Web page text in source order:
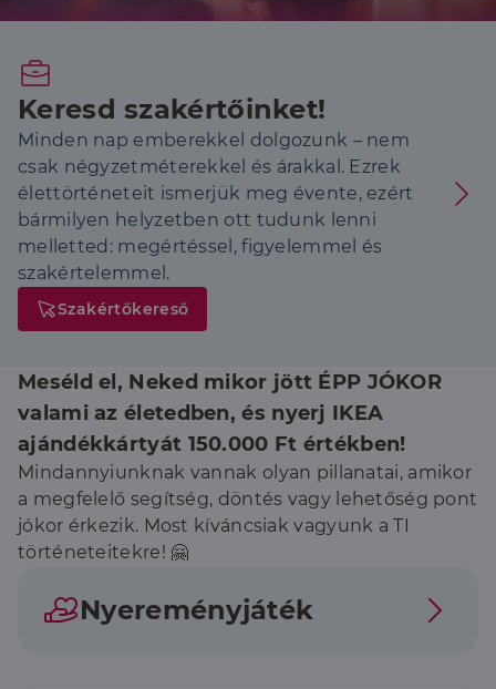
Keresd szakértőinket!
Minden nap emberekkel dolgozunk – nem
csak négyzetméterekkel és árakkal. Ezrek
élettörténeteit ismerjük meg évente, ezért
bármilyen helyzetben ott tudunk lenni
melletted: megértéssel, figyelemmel és
szakértelemmel.
Szakértőkereső
Meséld el, Neked mikor jött ÉPP JÓKOR
valami az életedben, és nyerj IKEA
ajándékkártyát 150.000 Ft értékben!
Mindannyiunknak vannak olyan pillanatai, amikor
a megfelelő segítség, döntés vagy lehetőség pont
jókor érkezik. Most kíváncsiak vagyunk a TI
történeteitekre! 🤗
Nyereményjáték